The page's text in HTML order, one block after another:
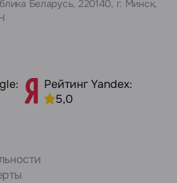
Беларусь, 220140, г. Минск,
Рейтинг Yandex:
5,0